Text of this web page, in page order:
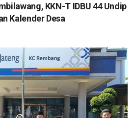
KKN-T IDBU 44 Undip
Kalender Desa